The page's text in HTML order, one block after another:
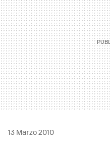
13 Marzo 2010